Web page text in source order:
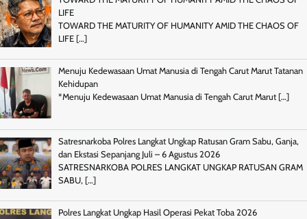
LIFE
TOWARD THE MATURITY OF HUMANITY AMID THE CHAOS OF
LIFE […]
Menuju Kedewasaan Umat Manusia di Tengah Carut Marut Tatanan
Kehidupan
*Menuju Kedewasaan Umat Manusia di Tengah Carut Marut […]
Satresnarkoba Polres Langkat Ungkap Ratusan Gram Sabu, Ganja,
dan Ekstasi Sepanjang Juli – 6 Agustus 2026
SATRESNARKOBA POLRES LANGKAT UNGKAP RATUSAN GRAM
SABU, […]
Polres Langkat Ungkap Hasil Operasi Pekat Toba 2026